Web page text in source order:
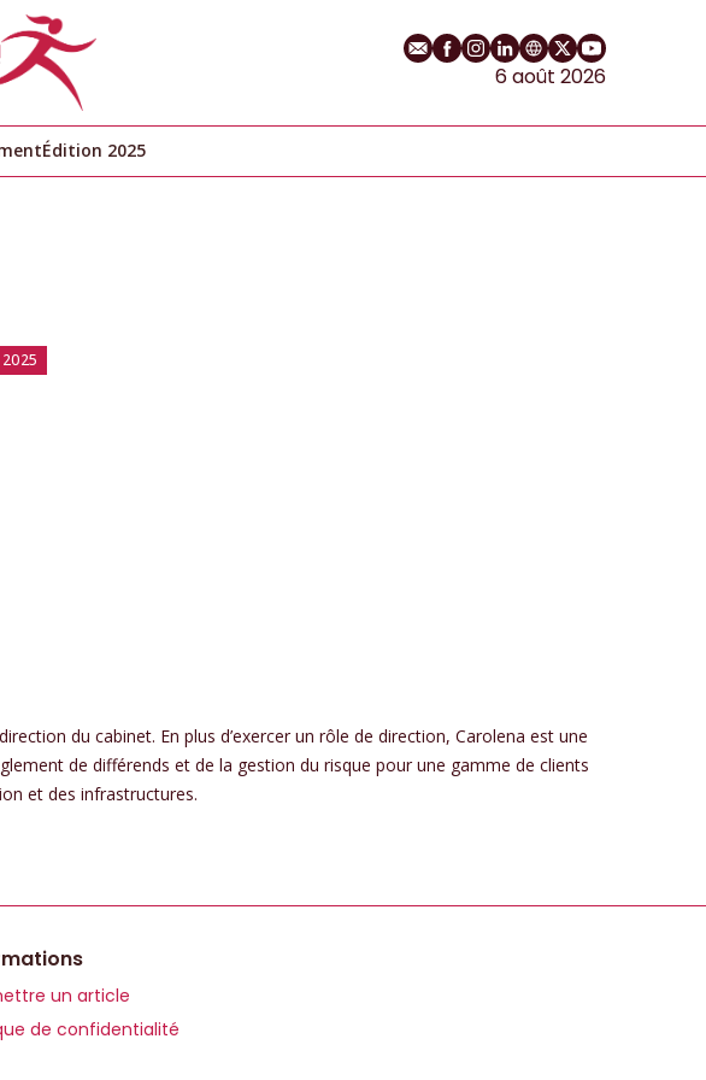
E-mailProfil Facebook
Profil Instagram
Profil LinkedIn
Site web
Profil Twitter
Chaîne
6 août 2026
Édition 2025
du cabinet. En plus d’exercer un rôle de direction, Carolena est une
de différends et de la gestion du risque pour une gamme de clients
et des infrastructures.
un article
de confidentialité